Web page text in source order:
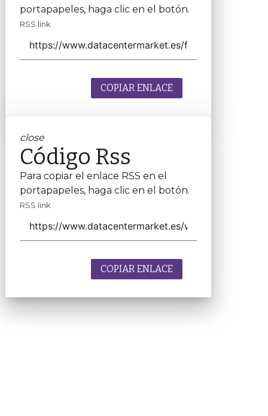
portapapeles, haga clic en el botón.
RSS link
COPIAR ENLACE
close
Código Rss
Para copiar el enlace RSS en el
portapapeles, haga clic en el botón.
RSS link
COPIAR ENLACE